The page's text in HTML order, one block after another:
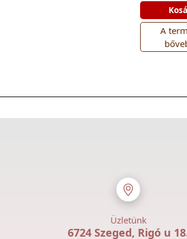
A
Üzletünk
6724 Szeged, Rigó u